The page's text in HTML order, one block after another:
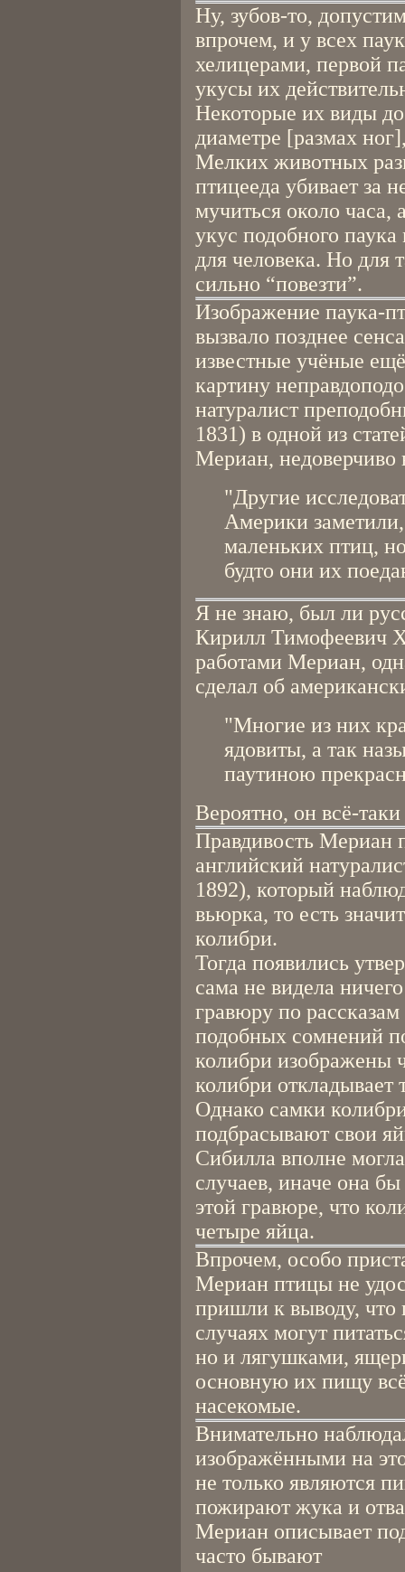
Ну, зубов-то,
впрочем, и у всех
хелицерами, первой
укусы их
Некоторые их виды
диаметре [размах
Мелких животных
птицееда убивает за
мучиться около часа,
укус подобного
для человека. Но для
сильно “повезти”.
Изображение паука-
вызвало позднее
известные учёные
картину
натуралист
1831) в одной из
Мериан, недоверчиво
"Другие
Америки
маленьких птиц,
будто они их
Я не знаю, был ли
Кирилл Тимофеевич
работами Мериан,
сделал об
"Многие из них
ядовиты, а так
паутиною
Вероятно, он всё-
Правдивость Мериан
английский
1892), который
вьюрка, то есть
колибри.
Тогда появились
сама не видела
гравюру по
подобных сомнений
колибри изображены
колибри откладывает
Однако самки
подбрасывают свои
Сибилла вполне
случаев, иначе она
этой гравюре, что
четыре яйца.
Впрочем, особо
Мериан птицы не
пришли к выводу, что
случаях могут
но и лягушками,
основную их пищу
насекомые.
Внимательно
изображёнными на
не только являются
пожирают жука и
Мериан описывает
часто бывают